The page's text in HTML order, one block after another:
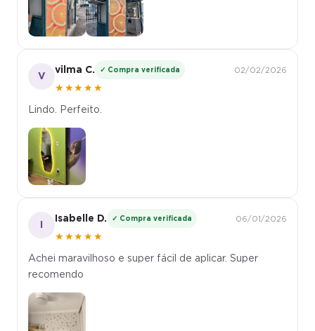
V
vilma C.
★★★★★
02/02/2026
Lindo. Perfeito.
I
Isabelle D.
★★★★★
06/01/2026
Achei maravilhoso e super fácil de aplicar. Super
recomendo